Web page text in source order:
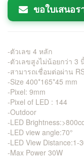
ขอใบเสนอร
-ตัวเลข 4 หลัก
-ตัวเลขสูงไม่น้อยกว่า 3
-สามารถเชื่อมต่อผ่าน
-Size 400*165*45 mm
-Pixel: 9mm
-Pixel of LED : 144
-Outdoor
-LED
-LED view angle:70°
-LED View Distance:1-
-Max Power 30W